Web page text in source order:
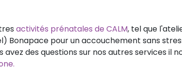
activités prénatales de CALM, tel que
Bonapace pour un accouchement sans
des questions sur nos autres services il